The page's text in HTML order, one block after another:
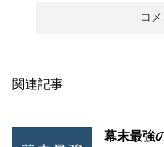
関連記事
幕末最強